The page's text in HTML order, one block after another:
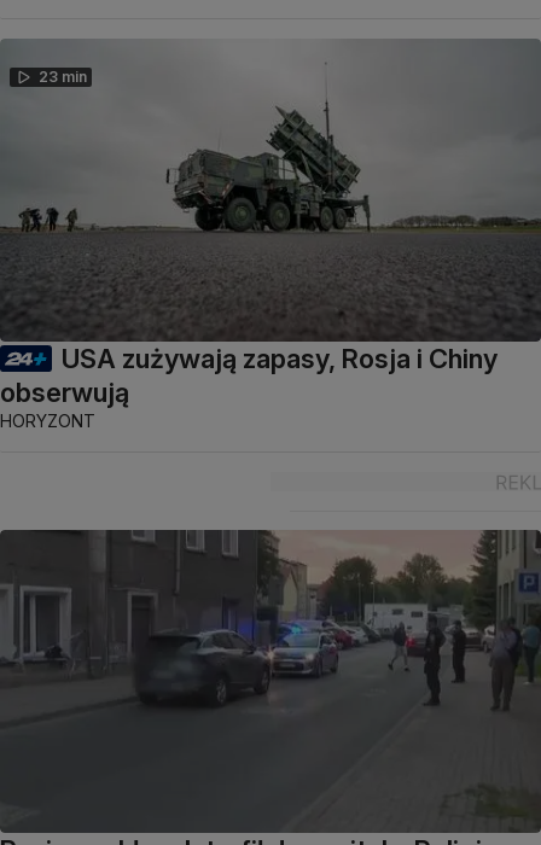
23 min
USA zużywają zapasy, Rosja i Chiny
obserwują
HORYZONT